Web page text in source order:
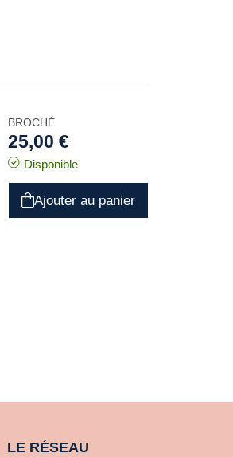
BROCHÉ
25,00 €
Disponible
Ajouter au panier
LE RÉSEAU